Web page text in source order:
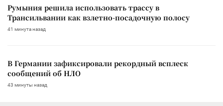
Румыния решила использовать трассу в
Трансильвании как взлетно-посадочную полосу
41 минута назад
В Германии зафиксировали рекордный всплеск
сообщений об НЛО
43 минуты назад